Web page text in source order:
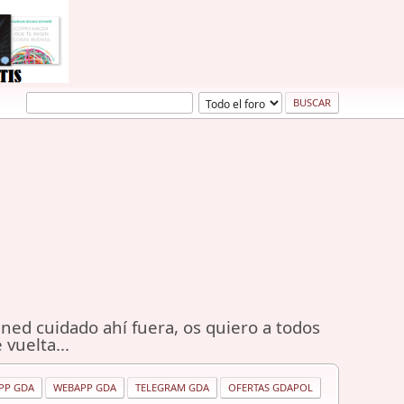
cuidado ahí fuera, os quiero a todos
vuelta...
GDA WEBAPP GDA TELEGRAM GDA OFERTAS GDAPOL